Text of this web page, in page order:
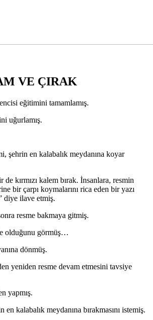
VE ÇIRAK
eğitimini tamamlamış.
uğurlamış.
şehrin en kalabalık meydanına koyar
kırmızı kalem bırak. İnsanlara, resmin
bir çarpı koymalarını rica eden bir yazı
diye ilave etmiş.
resme bakmaya gitmiş.
olduğunu görmüş…
dönmüş.
yeniden resme devam etmesini tavsiye
yapmış.
kalabalık meydanına bırakmasını istemiş.